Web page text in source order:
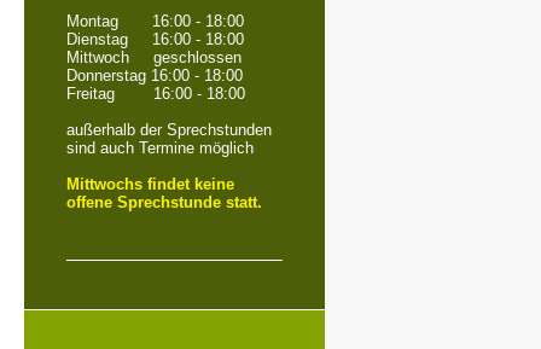
Montag 16:00 - 18:00
Dienstag 16:00 - 18:00
Mittwoch geschlossen
Donnerstag 16:00 - 18:00
Freitag 16:00 - 18:00
außerhalb der Sprechstunden
sind auch Termine möglich
Mittwochs findet keine
offene Sprechstunde statt.